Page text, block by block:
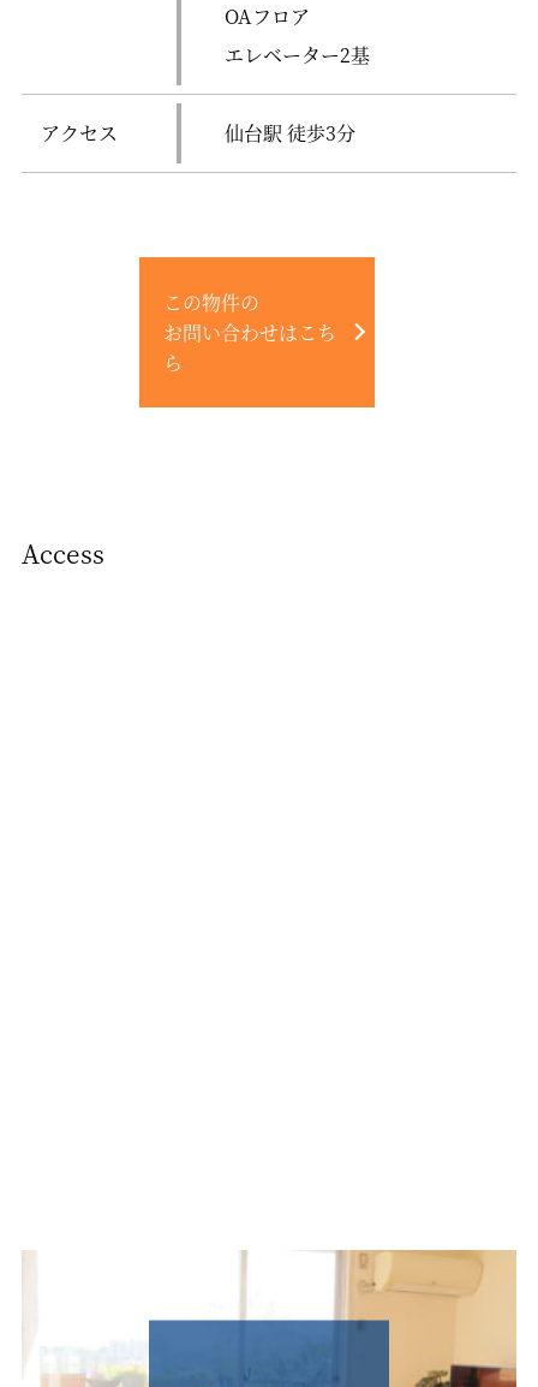
OAフロア
エレベーター2基
アクセス 仙台駅 徒歩3分
この物件の
お問い合わせはこち
ら
Access